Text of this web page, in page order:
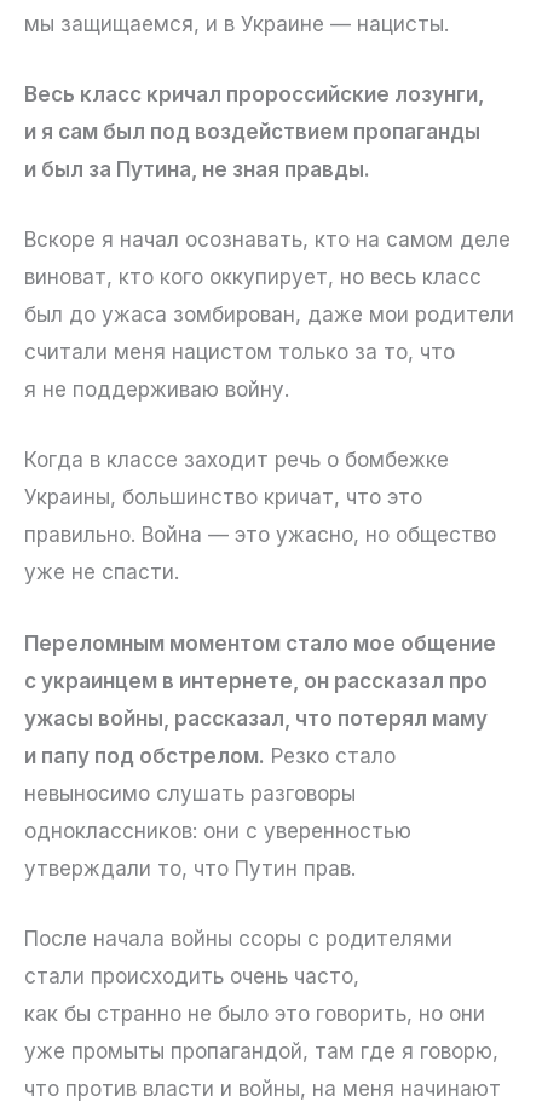
мы защищаемся, и в Украине — нацисты.
Весь класс кричал пророссийские лозунги,
и я сам был под воздействием пропаганды
и был за Путина, не зная правды.
Вскоре я начал осознавать, кто на самом деле
виноват, кто кого оккупирует, но весь класс
был до ужаса зомбирован, даже мои родители
считали меня нацистом только за то, что
я не поддерживаю войну.
Когда в классе заходит речь о бомбежке
Украины, большинство кричат, что это
правильно. Война — это ужасно, но общество
уже не спасти.
Переломным моментом стало мое общение
с украинцем в интернете, он рассказал про
ужасы войны, рассказал, что потерял маму
и папу под обстрелом. Резко стало
невыносимо слушать разговоры
одноклассников: они с уверенностью
утверждали то, что Путин прав.
После начала войны ссоры с родителями
стали происходить очень часто,
как бы странно не было это говорить, но они
уже промыты пропагандой, там где я говорю,
что против власти и войны, на меня начинают